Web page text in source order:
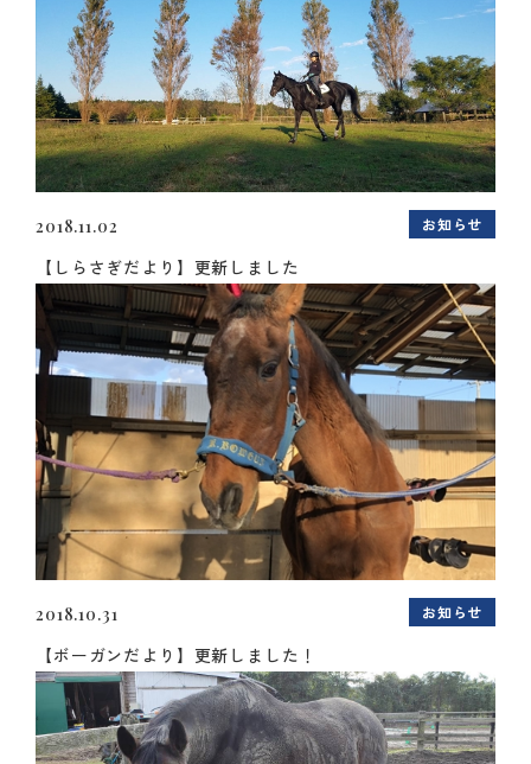
2018.11.02 お知らせ
【しらさぎだより】更新しました
2018.10.31 お知らせ
【ボーガンだより】更新しました！